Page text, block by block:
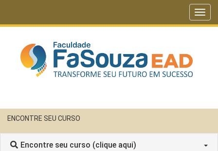
ENCONTRE SEU CURSO
Encontre seu curso (clique aqui)